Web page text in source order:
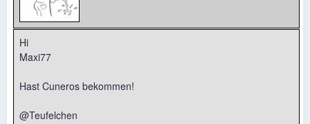
Hi
Maxi77
Hast Cuneros bekommen!
@Teufelchen